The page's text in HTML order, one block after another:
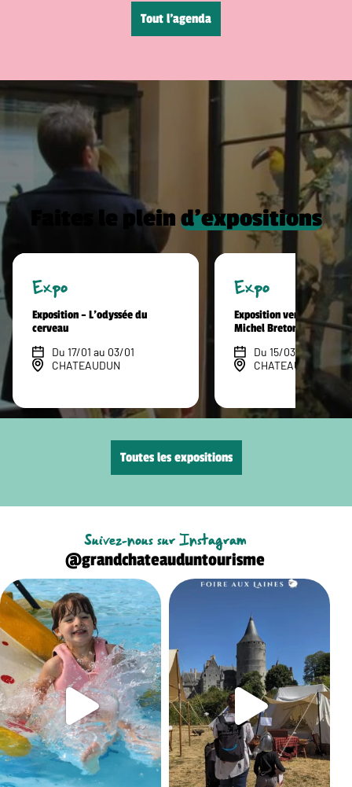
Tout l’agenda
Faites le pleind’expositions
Expo
Exposition – L’odyssée du
cerveau
Du 17/01 au 03/01
CHATEAUDUN
Expo
Exposition vente
Michel Breton
Du 15/03 au 30/09
CHATEAUDUN
Toutes les expositions
Suivez-nous sur Instagram
@grandchateauduntourisme